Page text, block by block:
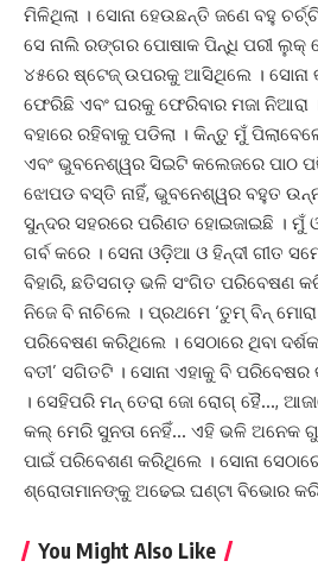
ମିଳିଥିଲା । ସୋନା ହେଉଛନ୍ତି ଜଣେ ବହୁ
ସେ ନାଲି ରଙ୍ଗର ପୋଷାକ ପିନ୍ଧି ପରୀ ଲୁକ୍
୪୫ରେ ଷ୍ଟେଜ୍ ଉପରକୁ ଆସିଥିଲେ ।
ଫେରିଛି ଏବଂ ଘରକୁ ଫେରିବାର ମଜା ନିଆରା
ବହାରେ ରହିବାକୁ ପଡିଲା । କିନ୍ତୁ ମୁଁ
ଏବଂ ଭୁବନେଶ୍ୱର ସିଇଟି କଲେଜରେ ପାଠ
ଝୋପଡ ବସ୍ତି ନାହିଁ, ଭୁବନେଶ୍ୱର ବହୁତ
ସୁନ୍ଦର ସହରରେ ପରିଣତ ହୋଇଜାଇଛି । ମୁଁ
ଗର୍ବ କରେ । ସେନା ଓଡ଼ିଆ ଓ ହିନ୍ଦୀ ଗୀତ
ବିହାରି, ଛତିସଗଡ଼ ଭଳି ସଂଗିତ ପରିବେଷଣ
ନିଜେ ବି ନାଚିଲେ । ପ୍ରଥମେ ‘ତୁମ୍ ବିନ୍
ପରିବେଷଣ କରିଥିଲେ । ସେଠାରେ ଥିବା
ବତୀ’ ସଗିତଟି । ସୋନା ଏହାକୁ ବି
। ସେହିପରି ମନ୍ ତେରା ଜୋ ରୋଗ୍ ହୈ…,
କଲ୍ ମେରି ସୁନତା ନେହିଁ… ଏହି ଭଳି ଅନେକ
ପାଇଁ ପରିବେଶଣ କରିଥିଲେ । ସୋନା
ଶ୍ରୋତାମାନଙ୍କୁ ଅଢେଇ ଘଣ୍ଟା ବିଭୋର
You Might Also Like